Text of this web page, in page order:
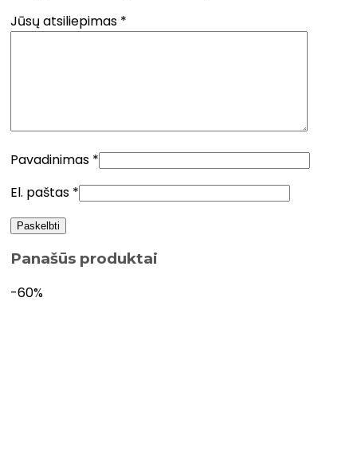
Jūsų atsiliepimas *
Pavadinimas *
El. paštas *
Panašūs produktai
-60%